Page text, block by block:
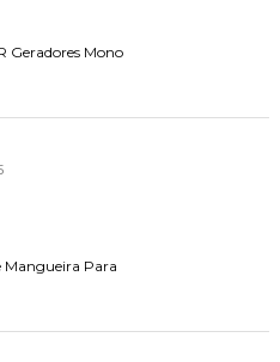
Geradores Mono
Mangueira Para